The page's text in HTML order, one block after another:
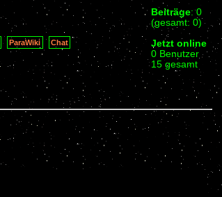
Beiträge: 0
(gesamt: 0)
Jetzt online
0 Benutzer
15 gesamt
ParaWiki Chat